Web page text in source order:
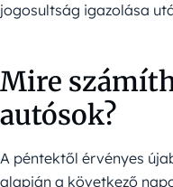
jogosultság igazolása
Mire
autósok?
A péntektől érvényes
alapján a következő